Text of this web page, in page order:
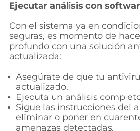
Ejecutar análisis con
Con el sistema ya en
seguras, es momento de
profundo con una solución
actualizada:
Asegúrate de que tu
actualizado.
Ejecuta un análisis
Sigue las instrucciones del
eliminar o poner en
amenazas detectadas.